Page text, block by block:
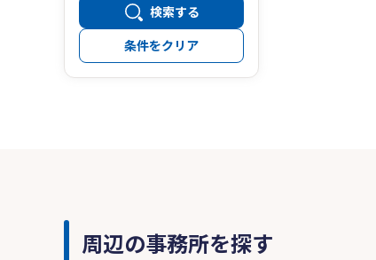
検索する
条件をクリア
周辺の事務所を探す